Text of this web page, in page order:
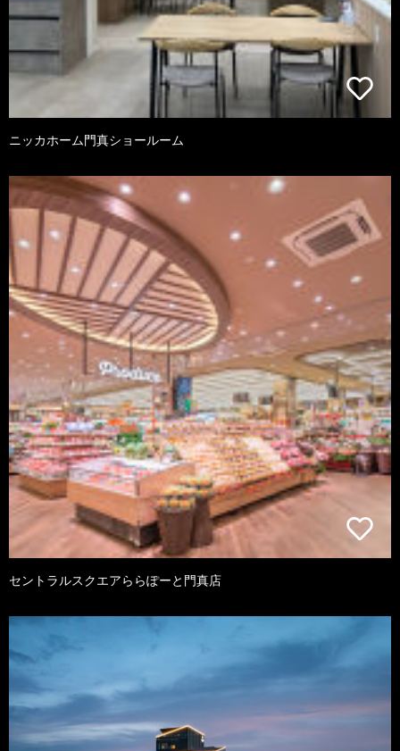
ニッカホーム門真ショールーム
セントラルスクエアららぽーと門真店